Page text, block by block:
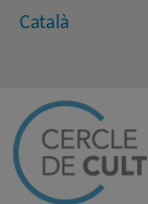
Català